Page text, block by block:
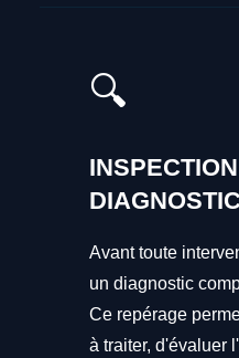
🔍
Avant toute
un diagnostic
Ce repérage
à traiter, d'évaluer